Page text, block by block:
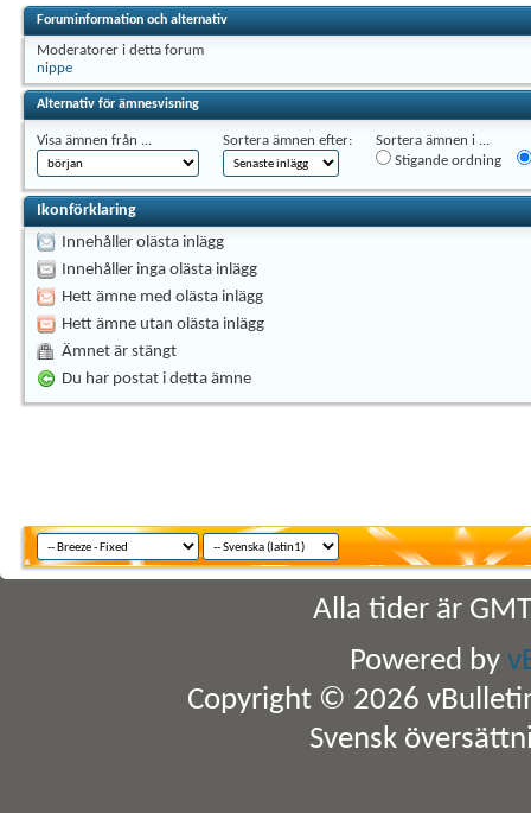
Foruminformation och alternativ
Moderatorer i detta forum
nippe
Alternativ för ämnesvisning
Visa ämnen från ... Sortera ämnen efter:
Sortera ämnen i ...
Stigande ordning
Ikonförklaring
Innehåller olästa inlägg
Innehåller inga olästa inlägg
Hett ämne med olästa inlägg
Hett ämne utan olästa inlägg
Ämnet är stängt
Du har postat i detta ämne
Alla tider är
Powered by
Copyright © 2026
Svensk